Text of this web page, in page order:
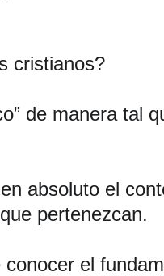
cristianos?
de manera tal
absoluto el
pertenezcan.
el